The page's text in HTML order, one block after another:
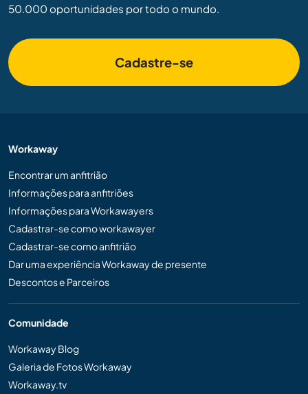
50.000 oportunidades por todo o mundo.
Cadastre-se
Workaway
Encontrar um anfitrião
Informações para anfitriões
Informações para Workawayers
Cadastrar-se como workawayer
Cadastrar-se como anfitrião
Dar uma experiência Workaway de presente
Descontos e Parceiros
Comunidade
Workaway Blog
Galeria de Fotos Workaway
Workaway.tv